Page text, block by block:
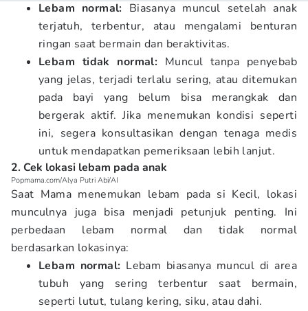
Lebam normal: Biasanya muncul setelah anak
terjatuh, terbentur, atau mengalami benturan
ringan saat bermain dan beraktivitas.
Lebam tidak normal: Muncul tanpa penyebab
yang jelas, terjadi terlalu sering, atau ditemukan
pada bayi yang belum bisa merangkak dan
bergerak aktif. Jika menemukan kondisi seperti
ini, segera konsultasikan dengan tenaga medis
untuk mendapatkan pemeriksaan lebih lanjut.
2. Cek lokasi lebam pada anak
Popmama.com/Alya Putri Abi/AI
Saat Mama menemukan lebam pada si Kecil, lokasi
munculnya juga bisa menjadi petunjuk penting. Ini
perbedaan lebam normal dan tidak normal
berdasarkan lokasinya:
Lebam normal: Lebam biasanya muncul di area
tubuh yang sering terbentur saat bermain,
seperti lutut, tulang kering, siku, atau dahi.